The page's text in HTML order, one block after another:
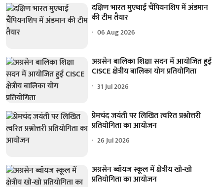
दक्षिण भारत मुएथाई चैंपियनशिप में अंडमान
की टीम तैयार
06 Aug 2026
अग्रसेन बालिका शिक्षा सदन में आयोजित हुई
CISCE क्षेत्रीय बालिका योग प्रतियोगिता
31 Jul 2026
प्रेमचंद जयंती पर लिखित त्वरित प्रश्नोत्तरी
प्रतियोगिता का आयोजन
26 Jul 2026
अग्रसेन ब्वॉयज स्कूल में क्षेत्रीय खो-खो
प्रतियोगिता का आयोजन